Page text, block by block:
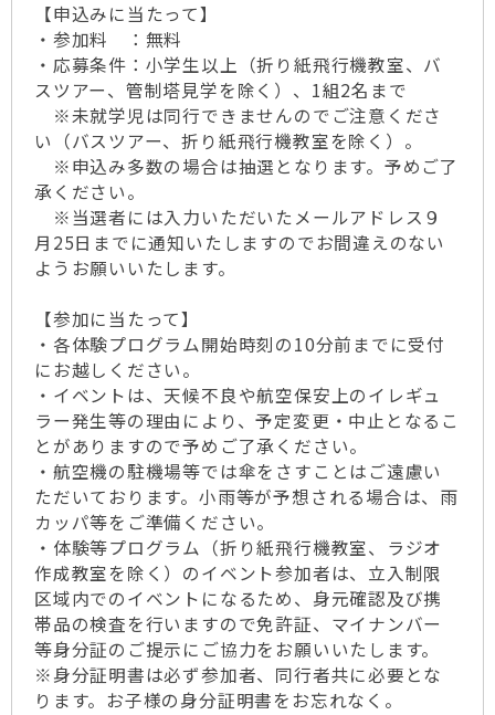
【申込みに当たって】
・参加料 ：無料
・応募条件：小学生以上（折り紙飛行機教室、バ
スツアー、管制塔見学を除く）、1組2名まで
※未就学児は同行できませんのでご注意くださ
い（バスツアー、折り紙飛行機教室を除く）。
※申込み多数の場合は抽選となります。予めご了
承ください。
※当選者には入力いただいたメールアドレス９
月25日までに通知いたしますのでお間違えのない
ようお願いいたします。
【参加に当たって】
・各体験プログラム開始時刻の10分前までに受付
にお越しください。
・イベントは、天候不良や航空保安上のイレギュ
ラー発生等の理由により、予定変更・中止となるこ
とがありますので予めご了承ください。
・航空機の駐機場等では傘をさすことはご遠慮い
ただいております。小雨等が予想される場合は、雨
カッパ等をご準備ください。
・体験等プログラム（折り紙飛行機教室、ラジオ
作成教室を除く）のイベント参加者は、立入制限
区域内でのイベントになるため、身元確認及び携
帯品の検査を行いますので免許証、マイナンバー
等身分証のご提示にご協力をお願いいたします。
※身分証明書は必ず参加者、同行者共に必要とな
ります。お子様の身分証明書をお忘れなく。